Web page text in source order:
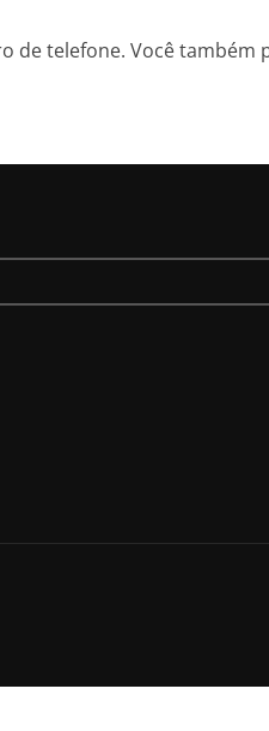
de telefone. Você